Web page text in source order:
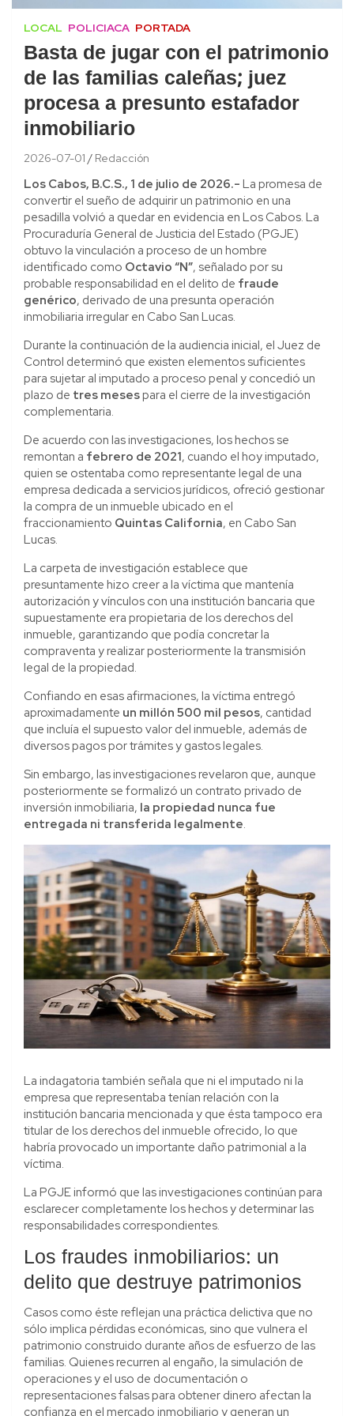
LOCAL POLICIACA PORTADA
Basta de jugar con el patrimonio
de las familias caleñas; juez
procesa a presunto estafador
inmobiliario
2026-07-01 Redacción
Los Cabos, B.C.S., 1 de julio de 2026.- La promesa de
convertir el sueño de adquirir un patrimonio en una
pesadilla volvió a quedar en evidencia en Los Cabos. La
Procuraduría General de Justicia del Estado (PGJE)
obtuvo la vinculación a proceso de un hombre
identificado como Octavio “N”, señalado por su
probable responsabilidad en el delito de fraude
genérico, derivado de una presunta operación
inmobiliaria irregular en Cabo San Lucas.
Durante la continuación de la audiencia inicial, el Juez de
Control determinó que existen elementos suficientes
para sujetar al imputado a proceso penal y concedió un
plazo de tres mesespara el cierre de la investigación
complementaria.
De acuerdo con las investigaciones, los hechos se
remontan a febrero de 2021, cuando el hoy imputado,
quien se ostentaba como representante legal de una
empresa dedicada a servicios jurídicos, ofreció gestionar
la compra de un inmueble ubicado en el
fraccionamiento Quintas California, en Cabo San
Lucas.
La carpeta de investigación establece que
presuntamente hizo creer a la víctima que mantenía
autorización y vínculos con una institución bancaria que
supuestamente era propietaria de los derechos del
inmueble, garantizando que podía concretar la
compraventa y realizar posteriormente la transmisión
legal de la propiedad.
Confiando en esas afirmaciones, la víctima entregó
aproximadamente un millón 500 mil pesos, cantidad
que incluía el supuesto valor del inmueble, además de
diversos pagos por trámites y gastos legales.
Sin embargo, las investigaciones revelaron que, aunque
posteriormente se formalizó un contrato privado de
inversión inmobiliaria, la propiedad nunca fue
entregada ni transferida legalmente.
La indagatoria también señala que ni el imputado ni la
empresa que representaba tenían relación con la
institución bancaria mencionada y que ésta tampoco era
titular de los derechos del inmueble ofrecido, lo que
habría provocado un importante daño patrimonial a la
víctima.
La PGJE informó que las investigaciones continúan para
esclarecer completamente los hechos y determinar las
responsabilidades correspondientes.
Los fraudes inmobiliarios: un
delito que destruye patrimonios
Casos como éste reflejan una práctica delictiva que no
sólo implica pérdidas económicas, sino que vulnera el
patrimonio construido durante años de esfuerzo de las
familias. Quienes recurren al engaño, la simulación de
operaciones y el uso de documentación o
representaciones falsas para obtener dinero afectan la
confianza en el mercado inmobiliario y generan un